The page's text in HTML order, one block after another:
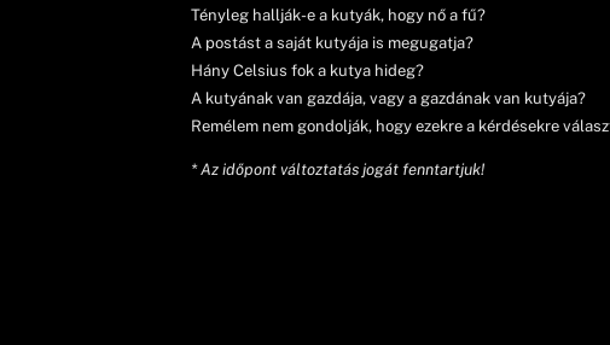
Tényleg hallják-e a kutyák, hogy nő a fű?
A postást a saját kutyája is megugatja?
Hány Celsius fok a kutya hideg?
A kutyának van gazdája, vagy a gazdának van kutyája?
Remélem nem gondolják, hogy ezekre a kérdésekre
* Az időpont változtatás jogát fenntartjuk!